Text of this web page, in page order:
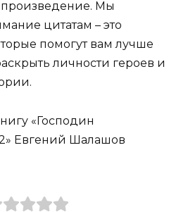
Мы
цитатам – это
помогут вам лучше
личности героев и
«Господин
Евгений Шалашов